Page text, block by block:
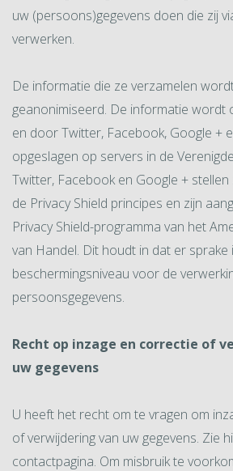
uw (persoons)gegevens doen die zij
verwerken.
De informatie die ze verzamelen
geanonimiseerd. De informatie wordt
en door Twitter, Facebook, Google +
opgeslagen op servers in de
Twitter, Facebook en Google +
de Privacy Shield principes en zijn
Privacy Shield-programma van het
van Handel. Dit houdt in dat er sprake
beschermingsniveau voor de
persoonsgegevens.
Recht op inzage en correctie of
uw gegevens
U heeft het recht om te vragen om
of verwijdering van uw gegevens. Zie
contactpagina. Om misbruik te